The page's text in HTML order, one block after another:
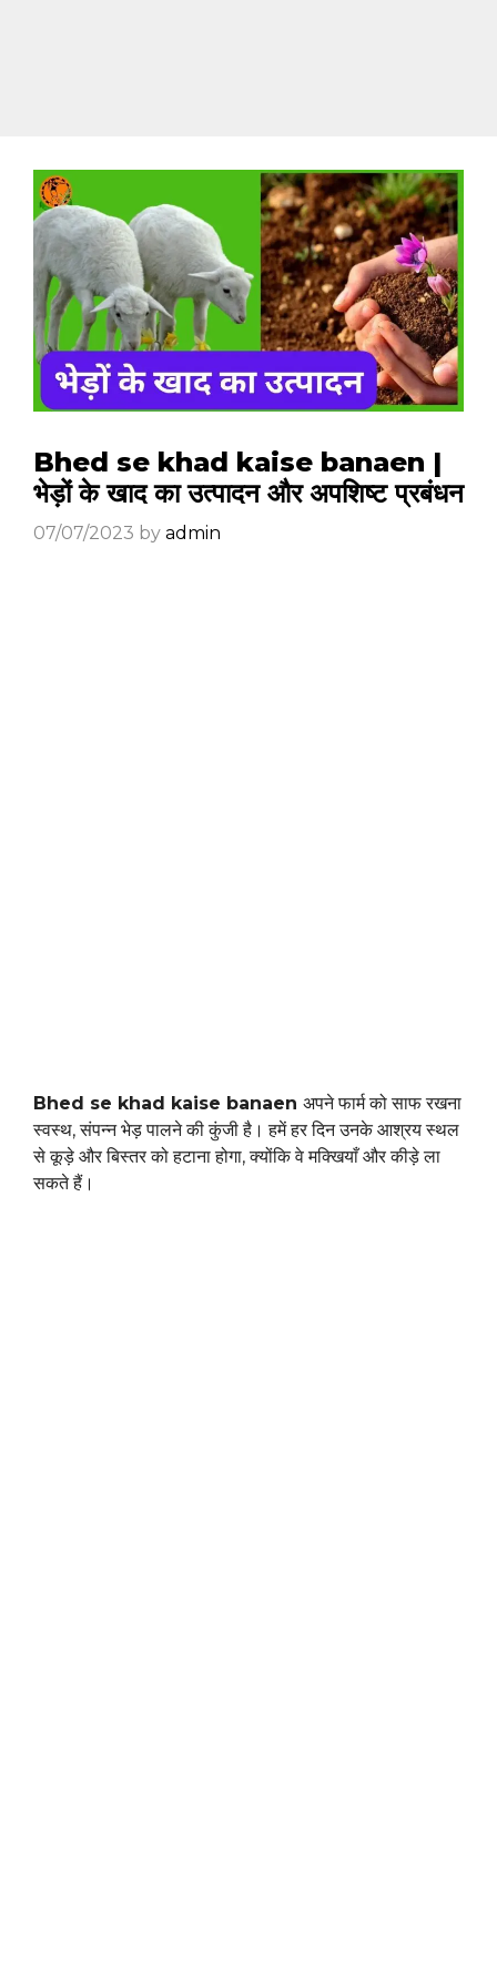
Bhed se khad kaise banaen |
भेड़ों के खाद का उत्पादन और अपशिष्ट प्रबंधन
07/07/2023 by admin
Bhed se khad kaise banaen अपने फार्म को साफ रखना
स्वस्थ, संपन्न भेड़ पालने की कुंजी है। हमें हर दिन उनके आश्रय स्थल
से कूड़े और बिस्तर को हटाना होगा, क्योंकि वे मक्खियाँ और कीड़े ला
सकते हैं।